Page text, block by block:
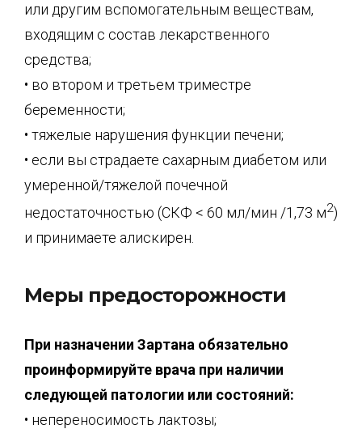
или другим вспомогательным веществам,
входящим с состав лекарственного
средства;
• во втором и третьем триместре
беременности;
• тяжелые нарушения функции печени;
• если вы страдаете сахарным диабетом или
умеренной/тяжелой почечной
недостаточностью (СКФ < 60 мл/мин /1,73 м2)
и принимаете алискирен.
Меры предосторожности
При назначении Зартана обязательно
проинформируйте врача при наличии
следующей патологии или состояний:
• непереносимость лактозы;